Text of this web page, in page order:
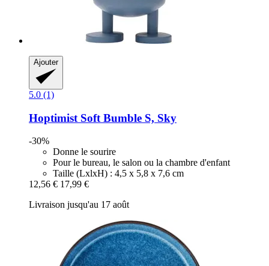
Ajouter
5.0 (1)
Hoptimist Soft Bumble S, Sky
-30%
Donne le sourire
Pour le bureau, le salon ou la chambre d'enfant
Taille (LxlxH) : 4,5 x 5,8 x 7,6 cm
12,56 € 17,99 €
Livraison jusqu'au 17 août